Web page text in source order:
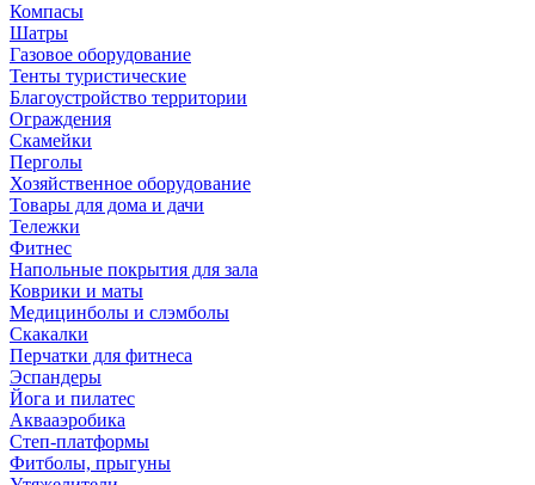
Компасы
Шатры
Газовое оборудование
Тенты туристические
Благоустройство территории
Ограждения
Скамейки
Перголы
Хозяйственное оборудование
Товары для дома и дачи
Тележки
Фитнес
Напольные покрытия для зала
Коврики и маты
Медицинболы и слэмболы
Скакалки
Перчатки для фитнеса
Эспандеры
Йога и пилатес
Аквааэробика
Степ-платформы
Фитболы, прыгуны